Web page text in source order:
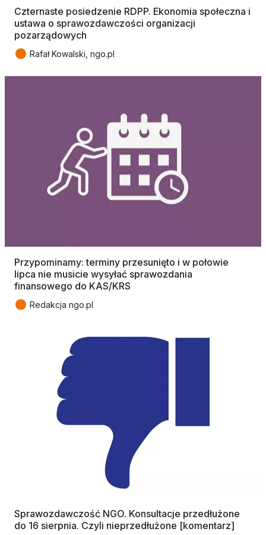
Czternaste posiedzenie RDPP. Ekonomia społeczna i
ustawa o sprawozdawczości organizacji
pozarządowych
● Rafał Kowalski, ngo.pl
Przypominamy: terminy przesunięto i w połowie
lipca nie musicie wysyłać sprawozdania
finansowego do KAS/KRS
● Redakcja ngo.pl
Sprawozdawczość NGO. Konsultacje przedłużone
do 16 sierpnia. Czyli nieprzedłużone [komentarz]